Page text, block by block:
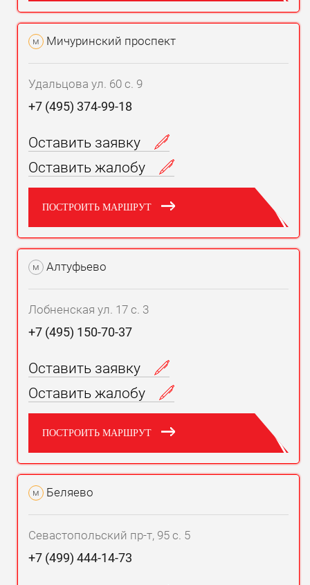
м Мичуринский проспект
Удальцова ул. 60 с. 9
+7 (495) 374-99-18
Оставить заявку
Оставить жалобу
ПОСТРОИТЬ МАРШРУТ
м Алтуфьево
Лобненская ул. 17 с. 3
+7 (495) 150-70-37
Оставить заявку
Оставить жалобу
ПОСТРОИТЬ МАРШРУТ
м Беляево
Севастопольский пр-т, 95 с. 5
+7 (499) 444-14-73